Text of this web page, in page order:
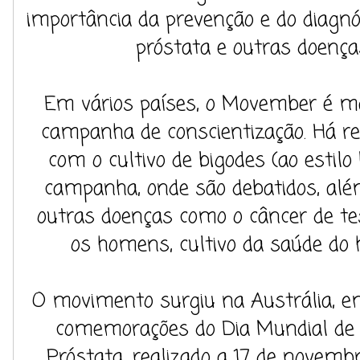
importância da prevenção e do
próstata e outras
Em vários países, o Movember é
campanha de conscientização. Há
com o cultivo de bigodes (ao
campanha, onde são debatidos,
outras doenças como o câncer de
os homens, cultivo da saúde
O movimento surgiu na Austrália,
comemorações do Dia Mundial